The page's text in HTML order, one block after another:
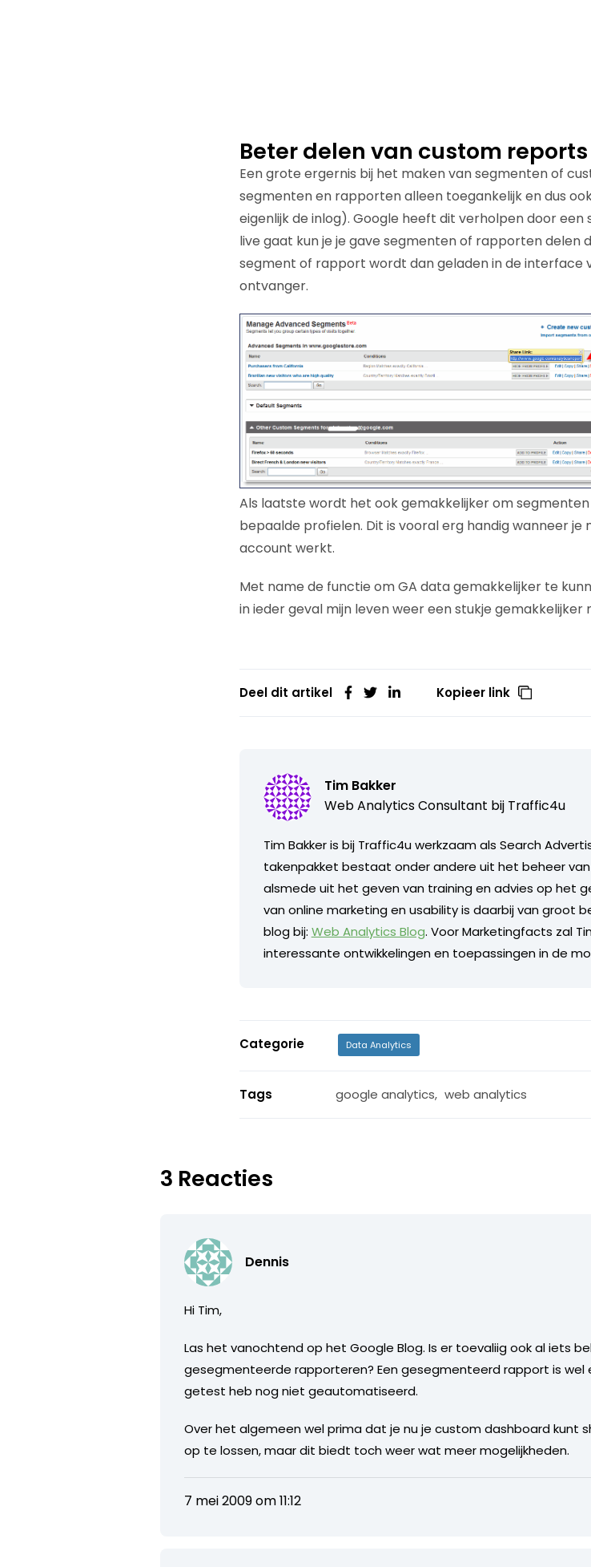
Beter delen van custom
Een grote ergernis bij het maken van segmenten of
segmenten en rapporten alleen toegankelijk en dus
eigenlijk de inlog). Google heeft dit verholpen door
live gaat kun je je gave segmenten of rapporten delen
segment of rapport wordt dan geladen in de interface
ontvanger.
Als laatste wordt het ook gemakkelijker om
bepaalde profielen. Dit is vooral erg handig wanneer
account werkt.
Met name de functie om GA data gemakkelijker te
in ieder geval mijn leven weer een stukje gemakkelijker
Deel dit artikel Kopieer link
Tim Bakker
Web Analytics Consultant bij Traffic4u
Tim Bakker is bij Traffic4u werkzaam als Search
takenpakket bestaat onder andere uit het beheer
alsmede uit het geven van training en advies op het
van online marketing en usability is daarbij van groot
blog bij: Web Analytics Blog. Voor Marketingfacts zal
interessante ontwikkelingen en toepassingen in de
Categorie Data Analytics
Tags google analytics, web analytics
3 Reacties
Dennis
Hi Tim,
Las het vanochtend op het Google Blog. Is er toevaliig ook al iets
gesegmenteerde rapporteren? Een gesegmenteerd rapport is wel
getest heb nog niet geautomatiseerd.
Over het algemeen wel prima dat je nu je custom dashboard kunt
op te lossen, maar dit biedt toch weer wat meer mogelijkheden.
7 mei 2009 om 11:12